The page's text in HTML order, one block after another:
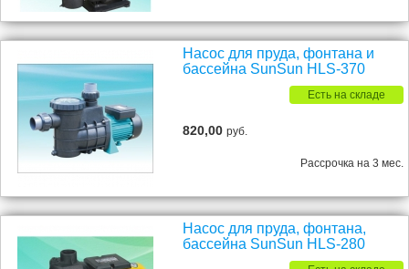
Насос для пруда, фонтана и
бассейна SunSun HLS-370
Есть на складе
820,00руб.
Рассрочка на 3 мес.
Насос для пруда, фонтана,
бассейна SunSun HLS-280